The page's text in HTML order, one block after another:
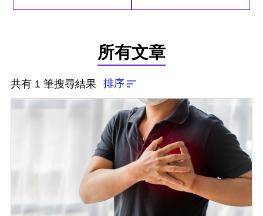
所有文章
共有 1 筆搜尋結果 排序
排序
依近一個月熱門度